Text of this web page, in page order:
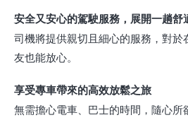
安全又安心的駕駛服務，展開一趟舒
司機將提供親切且細心的服務，對於
友也能放心。
享受專車帶來的高效放鬆之旅
無需擔心電車、巴士的時間，隨心